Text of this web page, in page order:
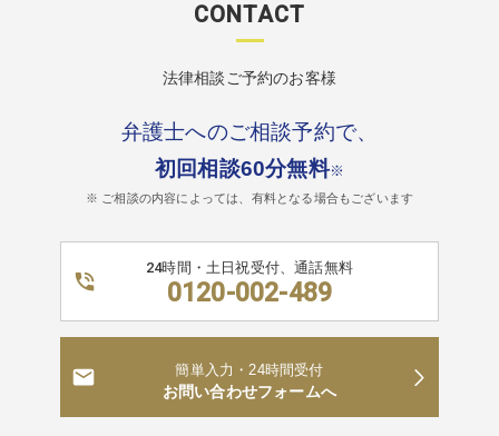
CONTACT
法律相談ご予約のお客様
弁護士へのご相談予約で、
初回相談60分無料※
※ ご相談の内容によっては、有料となる場合もございます
24時間・土日祝受付、通話無料
0120-002-489
簡単入力・24時間受付
お問い合わせフォームへ